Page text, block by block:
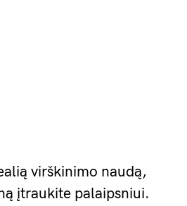
virškinimo naudą,
įtraukite palaipsniui.